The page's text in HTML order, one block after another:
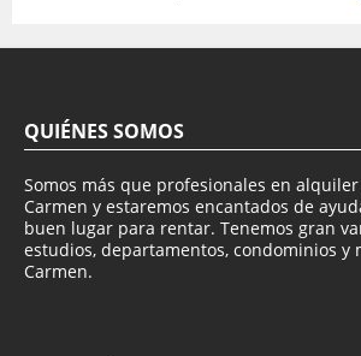
QUIÉNES SOMOS
Somos más que profesionales en
Carmen y estaremos encantados de
buen lugar para rentar. Tenemos gran
estudios, departamentos, condominios y
Carmen.